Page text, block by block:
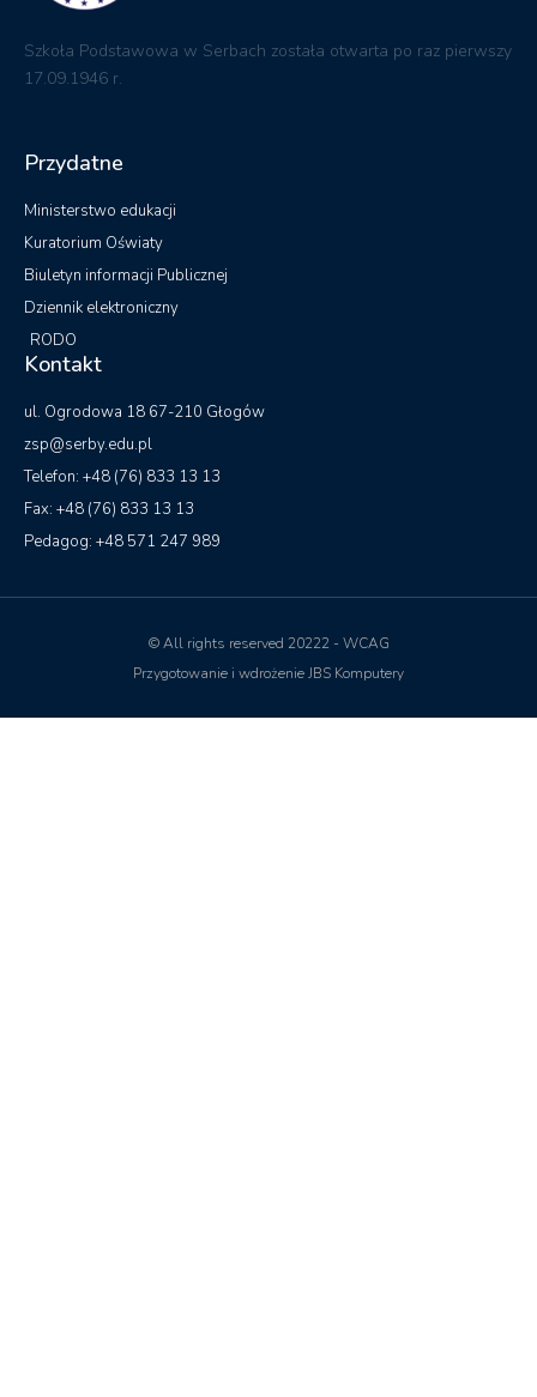
Szkoła Podstawowa w Serbach została otwarta po raz pierwszy
17.09.1946 r.
Przydatne
Ministerstwo edukacji
Kuratorium Oświaty
Biuletyn informacji Publicznej
Dziennik elektroniczny
RODO
Kontakt
ul. Ogrodowa 18 67-210 Głogów
zsp@serby.edu.pl
Telefon: +48 (76) 833 13 13
Fax: +48 (76) 833 13 13
Pedagog: +48 571 247 989
© All rights reserved 20222 - WCAG
Przygotowanie i wdrożenie JBS Komputery